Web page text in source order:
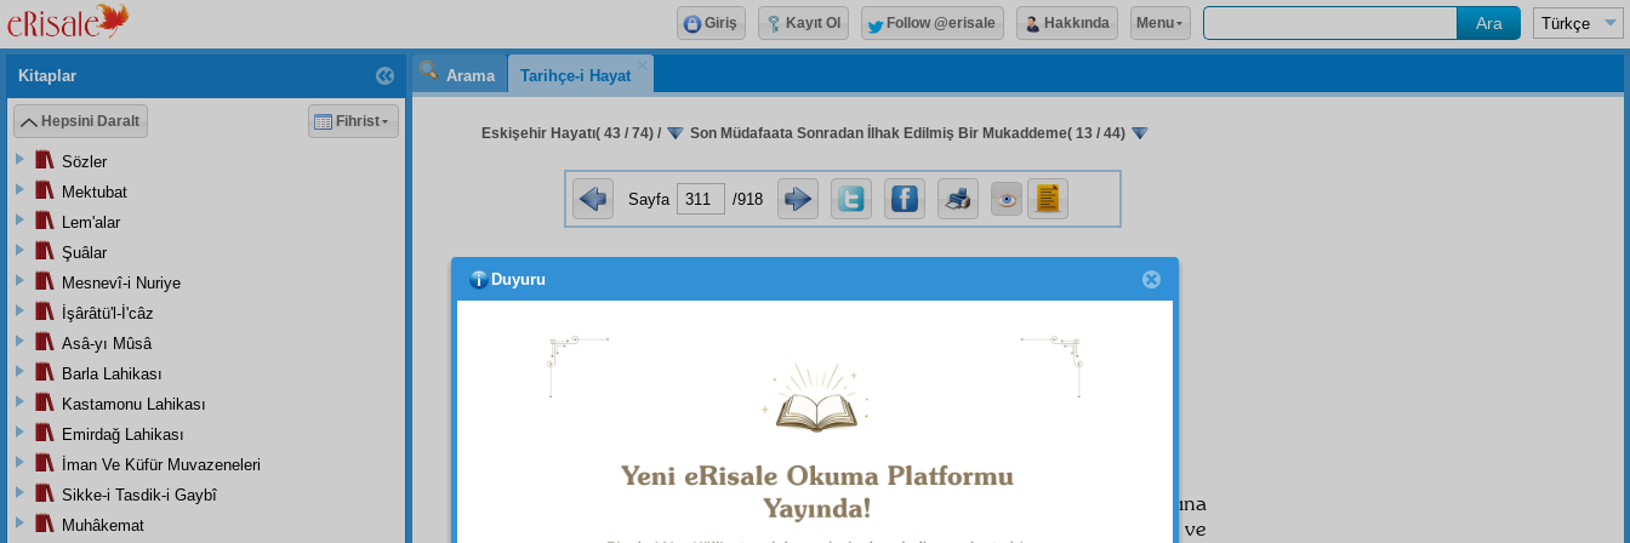
Arama Tarihçe-i Hayat
Eskişehir Hayatı( 43 / 74) / Son Müdafaata Sonradan İlhak Edilmiş Bir Mukaddeme( 13 / 44)
Sayfa /918
CezaHâkimine SonMüdafaa
بِاسْمِهِ سُبْحَانَهُ
Altmış küsur sahifeden ibaret olan
deki—on iki sahifelik—şahsıma ait kısmına karşı
müdafaa
mdır:
de aleyhimizde zikredilen maddelere karşı, mahkemenin
ına
ımda kat'î cevapları vardır. Bu
ındaki asılsız ve
Kitaplar
Hepsini Daralt Fihrist
Sözler
Mektubat
Lem'alar
Şuâlar
Mesnevî-i Nuriye
İşârâtü'l-İ'câz
Asâ-yı Mûsâ
Barla Lahikası
Kastamonu Lahikası
Emirdağ Lahikası
İman Ve Küfür Muvazeneleri
Sikke-i Tasdik-i Gaybî
Muhâkemat
Giriş Kayıt Ol Follow @erisale Hakkında Menu
Duyuru